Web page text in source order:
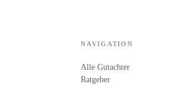
NAVIGATION
Alle Gutachter
Ratgeber